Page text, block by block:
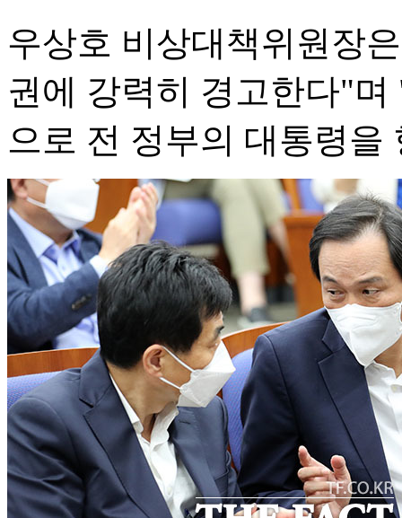
우상호 비상대책위원장
권에 강력히 경고한다"
으로 전 정부의 대통령을